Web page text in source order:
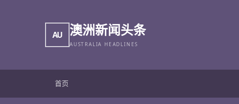
AU 澳洲新闻头条
AUSTRALIA HEADLINES
首页